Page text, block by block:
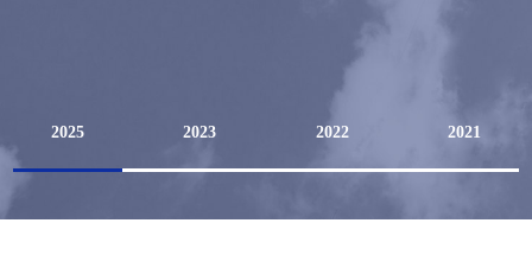
2025 2023 2022 2021